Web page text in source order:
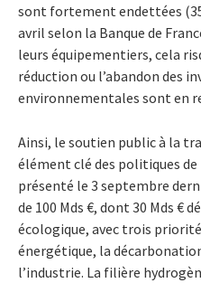
sont fortement endettées
avril selon la Banque de
leurs équipementiers, cela
réduction ou l’abandon des
environnementales sont en
Ainsi, le soutien public à la
élément clé des politiques
présenté le 3 septembre
de 100 Mds €, dont 30 Mds €
écologique, avec trois
énergétique, la
l’industrie. La filière